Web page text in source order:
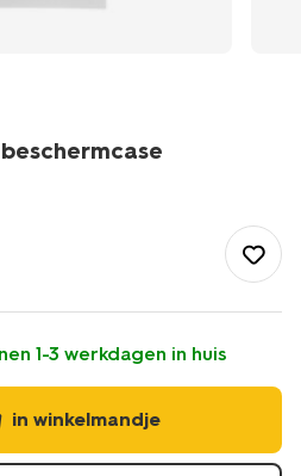
koord-
1-3 werkdagen in huis
in winkelmandje